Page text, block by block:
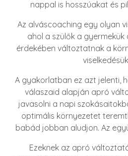
nappal is hosszúakat és
Az alváscoaching egy olyan
ahol a szülők a
érdekében változtatnak a
A gyakorlatban ez azt jelenti,
válaszaid alapján apró
javasolni a napi
optimális környezetet
babád jobban aludjon. Az
Ezeknek az apró